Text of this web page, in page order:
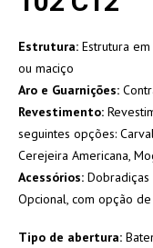
Estrutura: Estrutura
ou maciço
Aro e Guarnições:
Revestimento:
seguintes opções:
Cerejeira Americana,
Acessórios:
Opcional, com opção
Tipo de abertura: